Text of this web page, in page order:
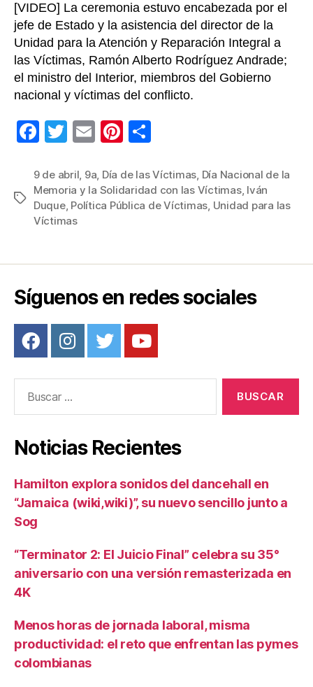
[VIDEO] La ceremonia estuvo encabezada por el
jefe de Estado y la asistencia del director de la
Unidad para la Atención y Reparación Integral a
las Víctimas, Ramón Alberto Rodríguez Andrade;
el ministro del Interior, miembros del Gobierno
nacional y víctimas del conflicto.
F
c
e
b
o
k
T
tt
er
E
ail
Pi
er
e
m
p
Etiquetas
9 de abril 9a Día de las Víctimas Día Nacional de la
Memoria y la Solidaridad con las Víctimas, Iván
Duque, Política Pública de Víctimas Unidad para las
Víctimas
Síguenos en redes sociales
Noticias Recientes
Hamilton explora sonidos del dancehall en
“Jamaica (wiki,wiki)”, su nuevo sencillo junto a
Sog
“Terminator 2: El Juicio Final” celebra su 35°
aniversario con una versión remasterizada en
4K
Menos horas de jornada laboral, misma
productividad: el reto que enfrentan las pymes
colombianas